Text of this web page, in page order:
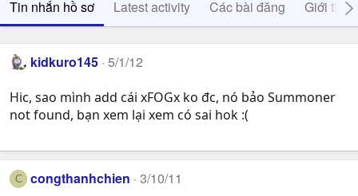
Tin nhắn hồ sơ Latest activity Các bài đăng Giới thiệu
kidkuro145 5/1/12
Hic, sao mình add cái xFOGx ko đc, nó bảo Summoner
not found, bạn xem lại xem có sai hok :(
C congthanhchien 3/10/11